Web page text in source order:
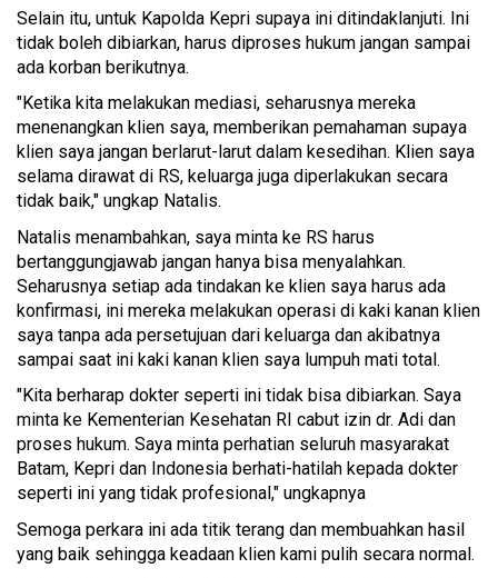
Selain itu, untuk Kapolda Kepri supaya ini ditindaklanjuti. Ini
tidak boleh dibiarkan, harus diproses hukum jangan sampai
ada korban berikutnya.
"Ketika kita melakukan mediasi, seharusnya mereka
menenangkan klien saya, memberikan pemahaman supaya
klien saya jangan berlarut-larut dalam kesedihan. Klien saya
selama dirawat di RS, keluarga juga diperlakukan secara
tidak baik," ungkap Natalis.
Natalis menambahkan, saya minta ke RS harus
bertanggungjawab jangan hanya bisa menyalahkan.
Seharusnya setiap ada tindakan ke klien saya harus ada
konfirmasi, ini mereka melakukan operasi di kaki kanan klien
saya tanpa ada persetujuan dari keluarga dan akibatnya
sampai saat ini kaki kanan klien saya lumpuh mati total.
"Kita berharap dokter seperti ini tidak bisa dibiarkan. Saya
minta ke Kementerian Kesehatan RI cabut izin dr. Adi dan
proses hukum. Saya minta perhatian seluruh masyarakat
Batam, Kepri dan Indonesia berhati-hatilah kepada dokter
seperti ini yang tidak profesional," ungkapnya
Semoga perkara ini ada titik terang dan membuahkan hasil
yang baik sehingga keadaan klien kami pulih secara normal.